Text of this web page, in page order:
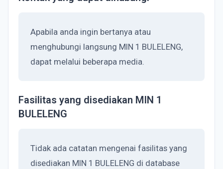
Apabila anda ingin bertanya atau
menghubungi langsung MIN 1 BULELENG,
dapat melalui beberapa media.
Fasilitas yang disediakan MIN 1
BULELENG
Tidak ada catatan mengenai fasilitas yang
disediakan MIN 1 BULELENG di database